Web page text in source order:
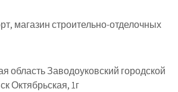
магазин строительно-отделочных
область Заводоуковский городской
Октябрьская, 1г